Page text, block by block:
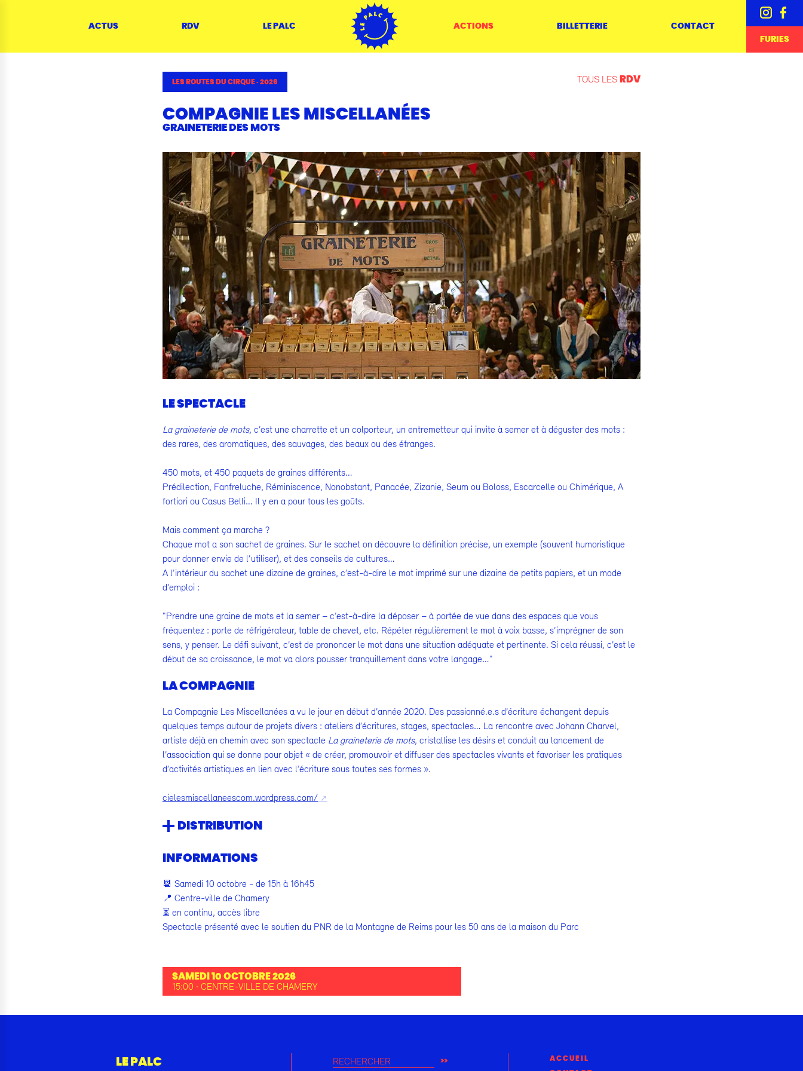
ACCUEIL
ACTUS RDV LE PALC ACTIONS BILLETTERIE
CONTACT
FURIES
LES ROUTES DU CIRQUE·2026 TOUS LES RDV
COMPAGNIE LES MISCELLANÉES
GRAINETERIE DES MOTS
LE SPECTACLE
La graineterie de mots, c’est une charrette et un colporteur, un entremetteur qui invite à semer et à déguster des mots :
des rares, des aromatiques, des sauvages, des beaux ou des étranges.
450 mots, et 450 paquets de graines différents…
Prédilection, Fanfreluche, Réminiscence, Nonobstant, Panacée, Zizanie, Seum ou Boloss, Escarcelle ou Chimérique, A
fortiori ou Casus Belli… Il y en a pour tous les goûts.
Mais comment ça marche ?
Chaque mot a son sachet de graines. Sur le sachet on découvre la définition précise, un exemple (souvent humoristique
pour donner envie de l’utiliser), et des conseils de cultures…
A l’intérieur du sachet une dizaine de graines, c’est-à-dire le mot imprimé sur une dizaine de petits papiers, et un mode
d’emploi :
"Prendre une graine de mots et la semer – c’est-à-dire la déposer – à portée de vue dans des espaces que vous
fréquentez : porte de réfrigérateur, table de chevet, etc. Répéter régulièrement le mot à voix basse, s’imprégner de son
sens, y penser. Le défi suivant, c’est de prononcer le mot dans une situation adéquate et pertinente. Si cela réussi, c’est le
début de sa croissance, le mot va alors pousser tranquillement dans votre langage…"
LA COMPAGNIE
La Compagnie Les Miscellanées a vu le jour en début d’année 2020. Des passionné.e.s d’écriture échangent depuis
quelques temps autour de projets divers : ateliers d’écritures, stages, spectacles… La rencontre avec Johann Charvel,
artiste déjà en chemin avec son spectacle La graineterie de mots, cristallise les désirs et conduit au lancement de
l’association qui se donne pour objet « de créer, promouvoir et diffuser des spectacles vivants et favoriser les pratiques
d’activités artistiques en lien avec l’écriture sous toutes ses formes ».
cielesmiscellaneescom.wordpress.com/
DISTRIBUTION
INFORMATIONS
📆 Samedi 10 octobre - de 15h à 16h45
📍 Centre-ville de Chamery
⏳ en continu, accès libre
Spectacle présenté avec le soutien du PNR de la Montagne de Reims pour les 50 ans de la maison du Parc
SAMEDI 10 OCTOBRE 2026
15:00 · CENTRE-VILLE DE CHAMERY
LE PALC RECHERCHER
ACCUEIL